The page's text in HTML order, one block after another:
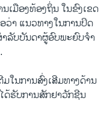
ເມືອງທ້ອງຖິ່ນ ໃນຂົງເຂດ
າ ແນວທາງໃນການປິດ
ລັບບັນດາຜູ້ອົບພະຍົບຈໍາ
ໃນການສົ່ງເສີມທາງດ້ານ
ດ້ຮັບການສັກຢາວັກຊີນ